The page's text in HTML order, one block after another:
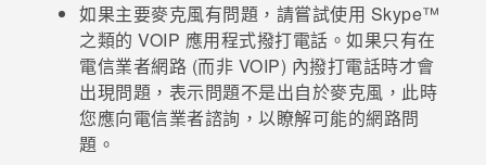
如果主要麥克風有問題，請嘗試使用 Skype™
之類的 VOIP 應用程式撥打電話。如果只有在
電信業者網路 (而非 VOIP) 內撥打電話時才會
出現問題，表示問題不是出自於麥克風，此時
您應向電信業者諮詢，以瞭解可能的網路問
題。